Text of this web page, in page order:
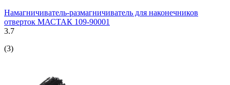
Намагничиватель-размагничиватель для наконечников
отверток МАСТАК 109-90001
3.7
(3)